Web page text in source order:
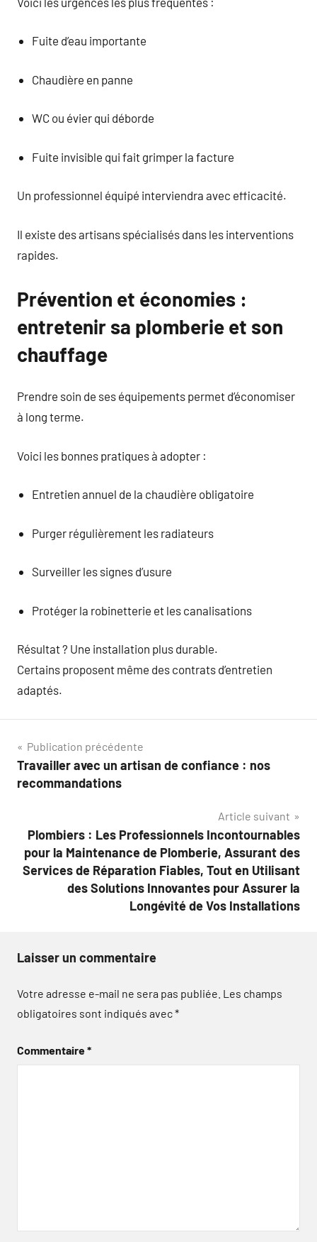
Fuite d’eau importante
Chaudière en panne
WC ou évier qui déborde
Fuite invisible qui fait grimper la facture
Un professionnel équipé interviendra avec efficacité.
Il existe des artisans spécialisés dans les interventions
rapides.
Prévention et économies :
entretenir sa plomberie et son
chauffage
Prendre soin de ses équipements permet d’économiser
à long terme.
Voici les bonnes pratiques à adopter :
Entretien annuel de la chaudière obligatoire
Purger régulièrement les radiateurs
Surveiller les signes d’usure
Protéger la robinetterie et les canalisations
Résultat ? Une installation plus durable.
Certains proposent même des contrats d’entretien
adaptés.
Navigation
de
Publication précédente
Travailler avec un artisan de confiance : nos
recommandations
Article suivant
Plombiers : Les Professionnels Incontournables
pour la Maintenance de Plomberie, Assurant des
Services de Réparation Fiables, Tout en Utilisant
des Solutions Innovantes pour Assurer la
Longévité de Vos Installations
Laisser un commentaire
Votre adresse e-mail ne sera pas publiée. Les champs
obligatoires sont indiqués avec*
Commentaire*